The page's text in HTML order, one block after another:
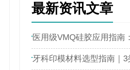
最新资讯文章
医用级VMQ硅胶应用指南：XJY-9860/9866在牙
牙科印模材料选型指南｜3类主流硅胶+XJY-8206核心原料（